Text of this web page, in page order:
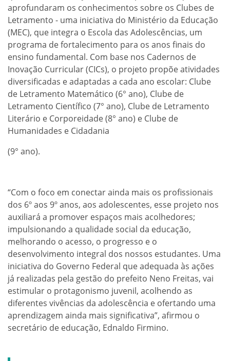
aprofundaram os conhecimentos sobre os Clubes de
Letramento - uma iniciativa do Ministério da Educação
(MEC), que integra o Escola das Adolescências, um
programa de fortalecimento para os anos finais do
ensino fundamental. Com base nos Cadernos de
Inovação Curricular (CICs), o projeto propõe atividades
diversificadas e adaptadas a cada ano escolar: Clube
de Letramento Matemático (6° ano), Clube de
Letramento Científico (7° ano), Clube de Letramento
Literário e Corporeidade (8° ano) e Clube de
Humanidades e Cidadania
(9° ano).
“Com o foco em conectar ainda mais os profissionais
dos 6º aos 9º anos, aos adolescentes, esse projeto nos
auxiliará a promover espaços mais acolhedores;
impulsionando a qualidade social da educação,
melhorando o acesso, o progresso e o
desenvolvimento integral dos nossos estudantes. Uma
iniciativa do Governo Federal que adequada às ações
já realizadas pela gestão do prefeito Neno Freitas, vai
estimular o protagonismo juvenil, acolhendo as
diferentes vivências da adolescência e ofertando uma
aprendizagem ainda mais significativa”, afirmou o
secretário de educação, Ednaldo Firmino.